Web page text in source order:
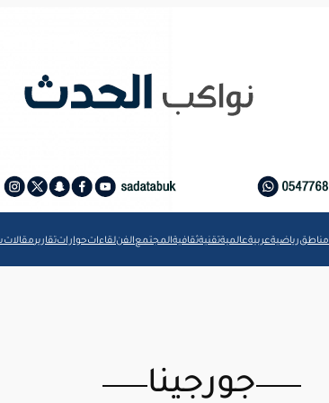
مناطقرياضيةعربيةعالميةتقنيةثقافيةالمجتمعالفنلقاءاتحواراتتقاريرمقالات
جورجينا